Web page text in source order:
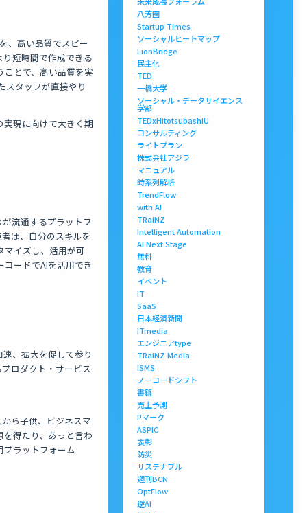
、高い品質でスピー
短時間で作成できる
とで、高い品質を実
スタッフが直接やり
実現に向けて大きく期
流通するプラットフ
は、自分のスキルを
マイズし、活用が可
ードでAIを活用でき
、拡大を促して参り
ロダクト・サービス
ら子供、ビジネスマ
得たり、あっと言わ
ラットフォーム
八芳園
Startup Times
ソーシャルヒートマップ
LionBridge
民主化
TED
一橋大学
ソーシャル・データサイエンス
学部
TEDxHitotsubashiU
コンサルティング
ライトプラン
株式会社アジラ
マニュアル
時系列解析
TrendFlow
with AI
TRaiNZ
Intelligent Automation
AI Next Stage
無料
教育
イベント
IT
SaaS
日本経済新聞
ITmedia
エンジニアtype
TRaiNZ Media
ISMS
ノーコードシフト
書籍
売上予測
Pマーク
ASPIC
表彰
防災
サステナブル
週刊BCN
OptFlow
逆AI